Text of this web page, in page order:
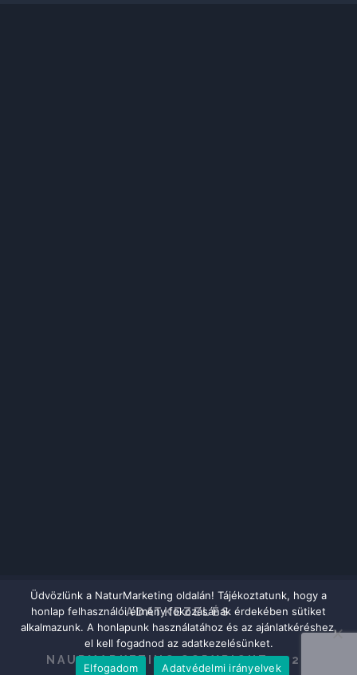
ADATKEZELÉS
NAURMARKETING COPYRIGHT 2020
Üdvözlünk a NaturMarketing oldalán! Tájékoztatunk, hogy a
honlap felhasználói élmény fokozásának érdekében sütiket
alkalmazunk. A honlapunk használatához és az ajánlatkéréshez,
el kell fogadnod az adatkezelésünket.
Elfogadom
Adatvédelmi irányelvek